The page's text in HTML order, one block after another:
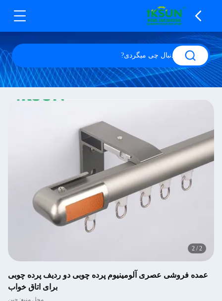
2
/
2
عمده فروشی عصری آلومینیوم پرده چوبی دو ردیف پرده چوبی
برای اتاق خواب
محل منبع: چین